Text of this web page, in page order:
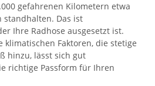
gefahrenen Kilometern etwa
standhalten. Das ist
Ihre Radhose ausgesetzt ist.
Faktoren, die stetige
hinzu, lässt sich gut
richtige Passform für Ihren